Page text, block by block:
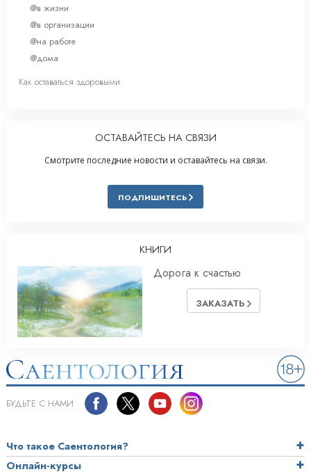
@в жизни
@в организации
@на работе
@дома
Как оставаться здоровыми
ОСТАВАЙТЕСЬ НА СВЯЗИ
Смотрите последние новости и оставайтесь на связи.
ПОДПИШИТЕСЬ
КНИГИ
Дорога к счастью
ЗАКАЗАТЬ
БУДЬТЕ С НАМИ
Что такое Саентология?
Онлайн-курсы